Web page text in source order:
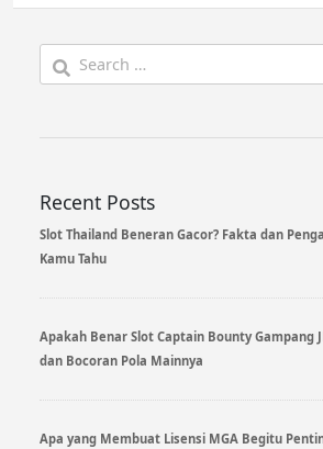
Search
for:
Recent Posts
Slot Thailand Beneran Gacor? Fakta dan
Kamu Tahu
Apakah Benar Slot Captain Bounty Gampang
dan Bocoran Pola Mainnya
Apa yang Membuat Lisensi MGA Begitu